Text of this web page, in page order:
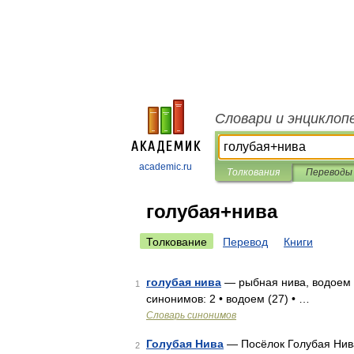
academic.ru
Словари и
Толкования Переводы
голубая+нива
Толкование Перевод Книги
1 голубая нива — рыбная нива, водоем
синонимов: 2 • водоем (27) • …
Словарь синонимов
2 Голубая Нива — Посёлок Голубая